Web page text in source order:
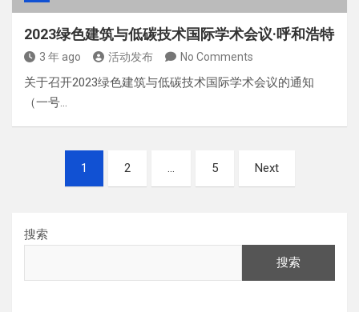
2023绿色建筑与低碳技术国际学术会议·呼和浩特
3 年 ago 活动发布 No Comments
关于召开2023绿色建筑与低碳技术国际学术会议的通知
（一号…
页
1 2 … 5 Next
搜索
搜索